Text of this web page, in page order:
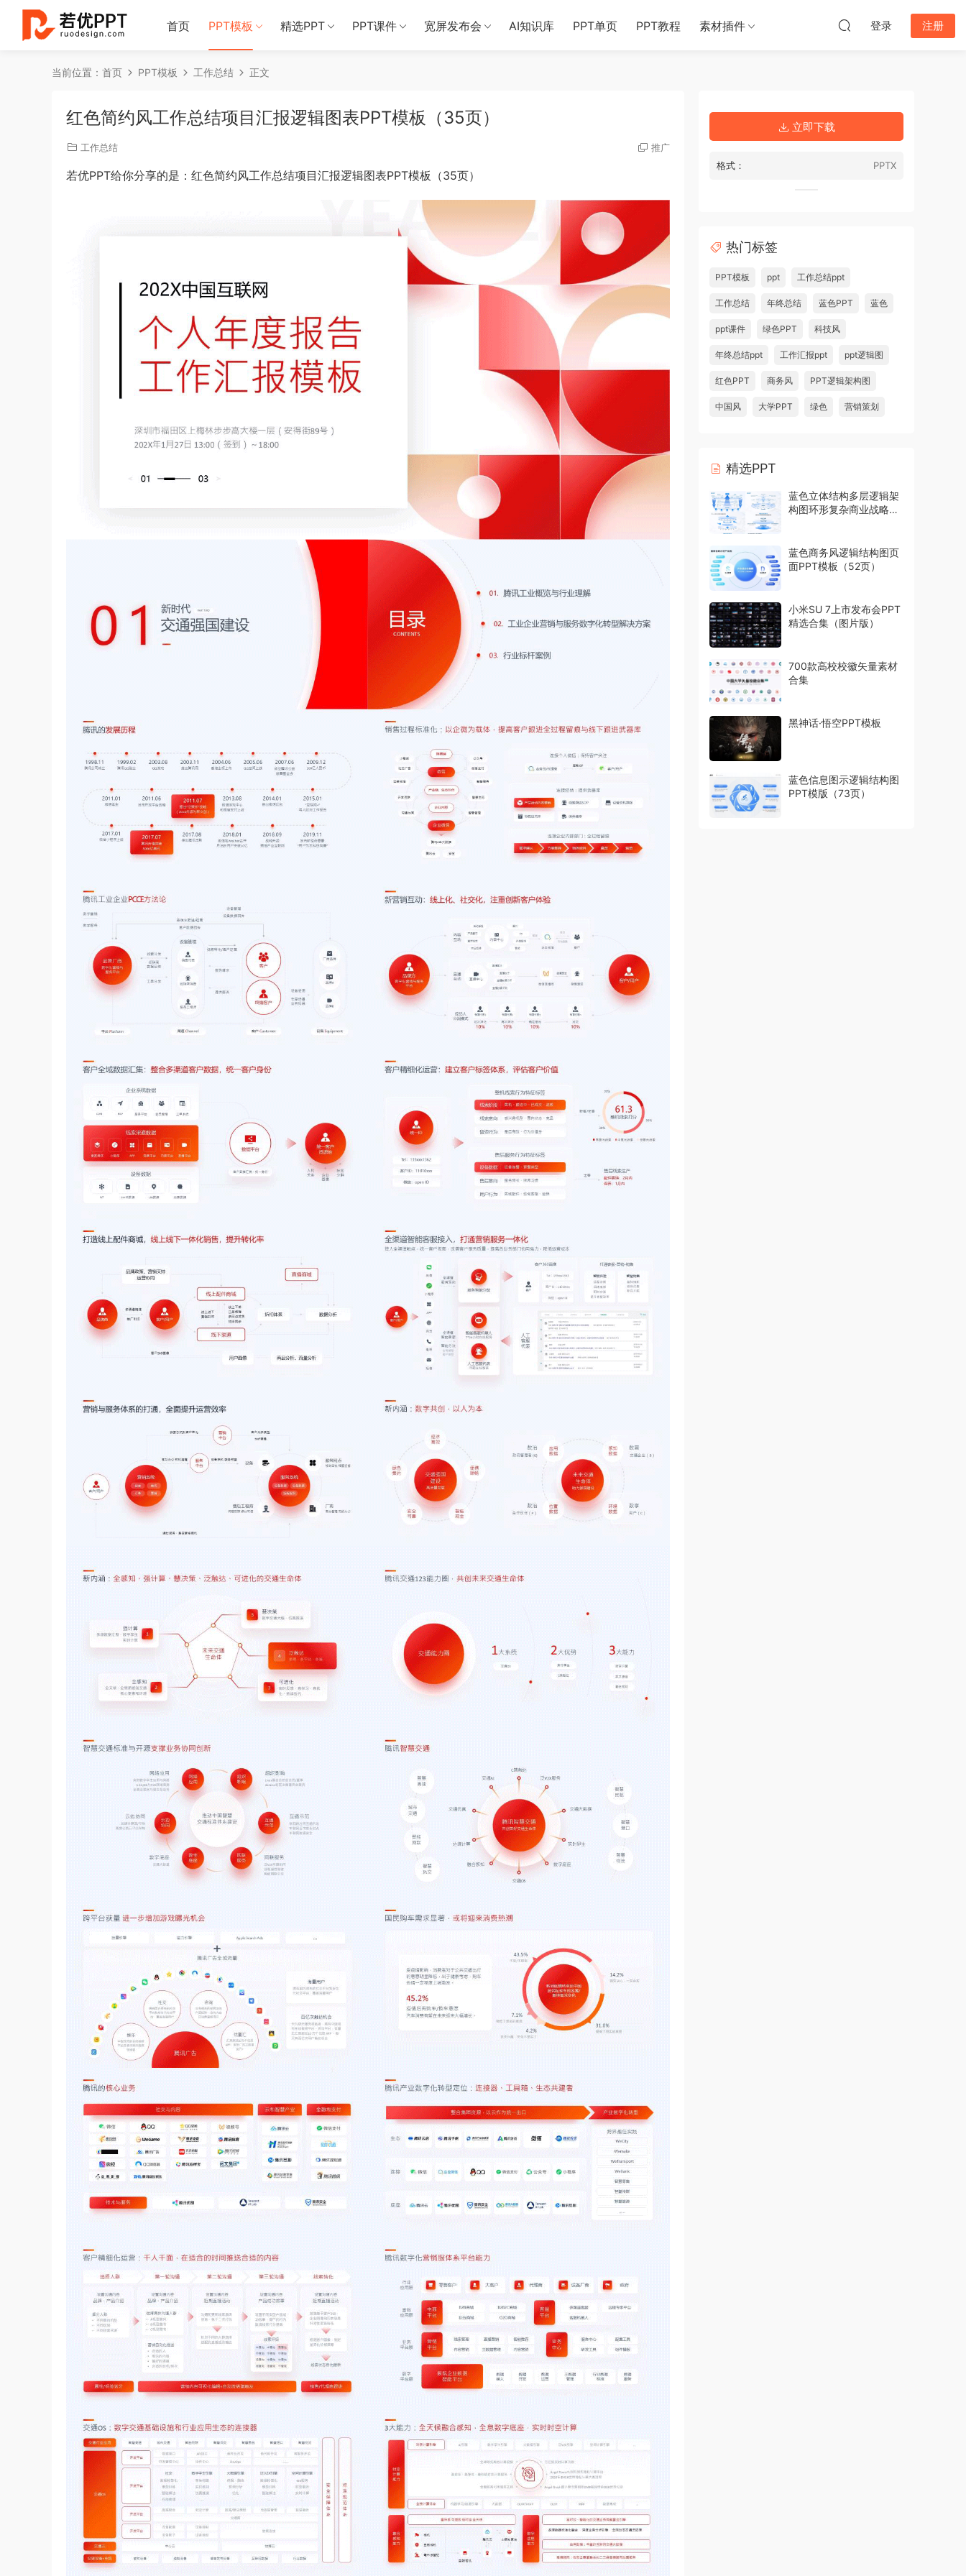
首页 PPT模板 精选PPT PPT课件 宽屏发布会 AI知识库 PPT单页 PPT教程 素材插件 登录 注册
当前位置： 首页 PPT模板 工作总结 正文
红色简约风工作总结项目汇报逻辑图表PPT模板（35页）
工作总结 推广
若优PPT给你分享的是：红色简约风工作总结项目汇报逻辑图表PPT模板（35页）
立即下载
格式： PPTX
热门标签
PPT模板 ppt 工作总结ppt
工作总结 年终总结 蓝色PPT 蓝色
ppt课件 绿色PPT 科技风
年终总结ppt 工作汇报ppt ppt逻辑图
红色PPT 商务风 PPT逻辑架构图
中国风 大学PPT 绿色 营销策划
精选PPT
蓝色立体结构多层逻辑架
构图环形复杂商业战略模
蓝色商务风逻辑结构图页
面PPT模板（52页）
小米SU 7上市发布会PPT
精选合集（图片版）
700款高校校徽矢量素材
合集
黑神话·悟空PPT模板
蓝色信息图示逻辑结构图
PPT模版（73页）